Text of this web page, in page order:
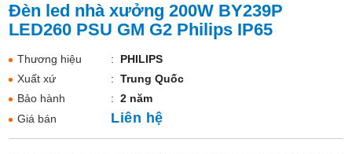
Đèn led nhà xưởng 200W BY239P
LED260 PSU GM G2 Philips IP65
Thương hiệu : PHILIPS
Xuất xứ
: Trung Quốc
Bảo hành
: 2 năm
Giá bán
Liên hệ